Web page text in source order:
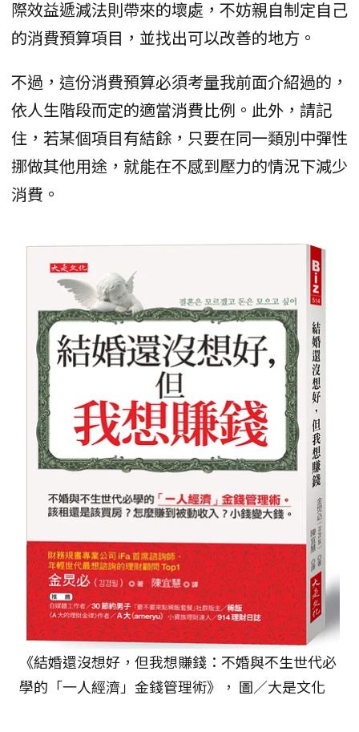
際效益遞減法則帶來的壞處，不妨親自制定自己
的消費預算項目，並找出可以改善的地方。
不過，這份消費預算必須考量我前面介紹過的，
依人生階段而定的適當消費比例。此外，請記
住，若某個項目有結餘，只要在同一類別中彈性
挪做其他用途，就能在不感到壓力的情況下減少
消費。
《結婚還沒想好，但我想賺錢：不婚與不生世代必
學的「一人經濟」金錢管理術》， 圖／大是文化